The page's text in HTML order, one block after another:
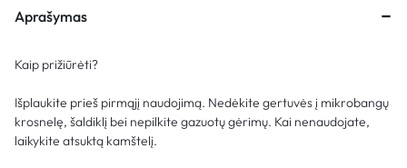
Aprašymas
Kaip prižiūrėti?
Išplaukite prieš pirmąjį naudojimą. Nedėkite gertuvės į mikrobangų
krosnelę, šaldiklį bei nepilkite gazuotų gėrimų. Kai nenaudojate,
laikykite atsuktą kamštelį.